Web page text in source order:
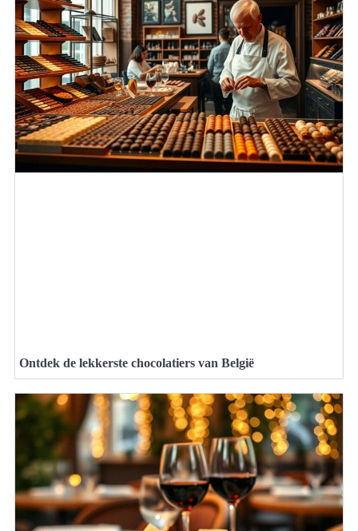
Ontdek de lekkerste chocolatiers van België